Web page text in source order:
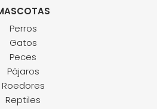
Perros
Gatos
Peces
Pájaros
Roedores
Reptiles